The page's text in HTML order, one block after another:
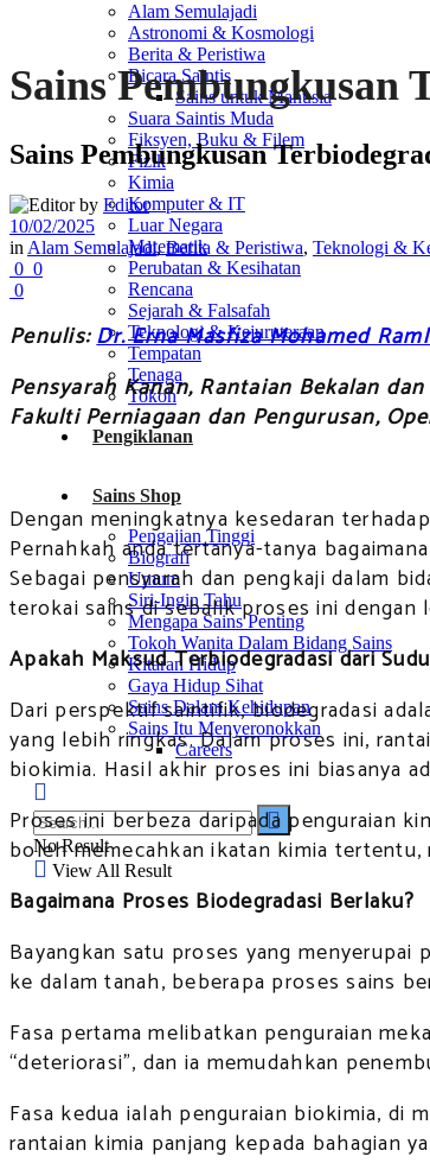
Alam Semulajadi
Astronomi & Kosmologi
Berita & Peristiwa
Bicara Saintis
Sains untuk Manusia
Suara Saintis Muda
Fiksyen, Buku & Filem
Fizik
Kimia
Komputer & IT
Luar Negara
Matematik
Perubatan & Kesihatan
Rencana
Sejarah & Falsafah
Teknologi & Kejuruteraan
Tempatan
Tenaga
Tokoh
Pengiklanan
Sains Shop
Pengajian Tinggi
Biografi
Umum
Siri-Ingin Tahu
Mengapa Sains Penting
Tokoh Wanita Dalam Bidang Sains
Kitaran Hidup
Gaya Hidup Sihat
Sains Dalam Kehidupan
Sains Itu Menyeronokkan
Careers
No Result
View All Result
Sains
Sains Pembungkusan
by Editor
10/02/2025
in Alam Semulajadi,Berita & Peristiwa, Teknologi &
0 0
0
Penulis:Dr. Erna Masfiza Mohamed
Pensyarah Kanan, Rantaian Bekalan
Fakulti Perniagaan dan Pengurusan,
Dengan meningkatnya kesedaran
Pernahkah anda tertanya-tanya
Sebagai pensyarah dan pengkaji dalam
terokai sains di sebalik proses ini dengan
Apakah Maksud Terbiodegradasi dari
Dari perspektif saintifik, biodegradasi
yang lebih ringkas. Dalam proses ini,
biokimia. Hasil akhir proses ini biasanya
Proses ini berbeza daripada penguraian
boleh memecahkan ikatan kimia
Bagaimana Proses Biodegradasi Berlaku?
Bayangkan satu proses yang
ke dalam tanah, beberapa proses sains
Fasa pertama melibatkan penguraian
“deteriorasi”, dan ia memudahkan
Fasa kedua ialah penguraian biokimia, di
rantaian kimia panjang kepada bahagian